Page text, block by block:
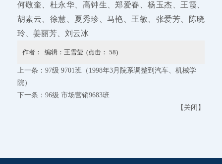
何敬奎、杜永华、高钟生、郑爱春、杨玉杰、王霞、
胡素云、徐慧、夏秀珍、马艳、王敏、张爱芳、陈晓
玲、姜丽芳、刘云冰
作者： 编辑：王雪莹 (点击： 58)
上一条： 97级 9701班（1998年3月院系调整到汽车、机械学
院）
下一条： 96级 市场营销9683班
【 关闭 】